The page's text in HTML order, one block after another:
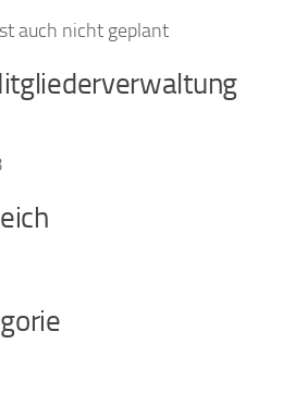
auch nicht geplant